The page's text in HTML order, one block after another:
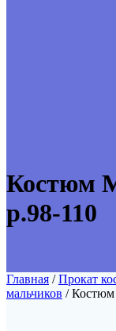
Костюм
р.98-110
Главная /Прокат
мальчиков / Костюм